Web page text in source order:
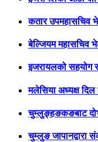
कतार उपमहासचिव
बेल्जियम महासचिव
इजरायलको सहयोग
मलेसिया अध्यक्ष
चुम्लुङ्हङकङबाट
चुम्लुङ जापानद्वारा